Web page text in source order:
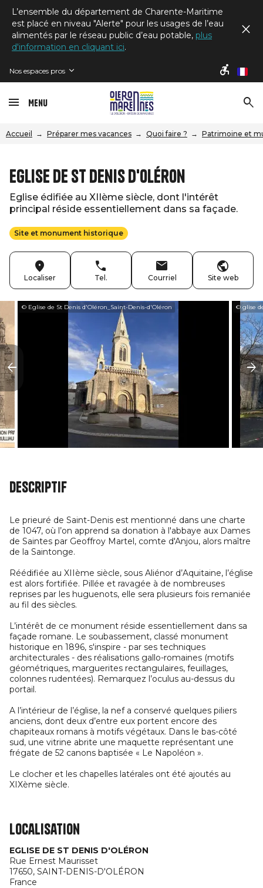
L’ensemble du département de Charente-Maritime
est placé en niveau "Alerte" pour les usages de l’eau
alimentés par le réseau public d’eau potable, plus
d'information en cliquant ici.
Nos espaces pros fr
Menu
Accueil Préparer mes vacances Quoi faire ? Patrimoine et
Eglise de St Denis d'Oléron
Eglise édifiée au XIIème siècle, dont l'intérêt
principal réside essentiellement dans sa façade.
Site et monument historique
Localiser Tel. Courriel Site web
© Eglise de St Denis d'Oléron_Saint-Denis-d'Oléron © glise
Descriptif
Le prieuré de Saint-Denis est mentionné dans une charte
de 1047, où l’on apprend sa donation à l'abbaye aux Dames
de Saintes par Geoffroy Martel, comte d'Anjou, alors maître
de la Saintonge.
Réédifiée au XIIème siècle, sous Aliénor d’Aquitaine, l’église
est alors fortifiée. Pillée et ravagée à de nombreuses
reprises par les huguenots, elle sera plusieurs fois remaniée
au fil des siècles.
L’intérêt de ce monument réside essentiellement dans sa
façade romane. Le soubassement, classé monument
historique en 1896, s'inspire - par ses techniques
architecturales - des réalisations gallo-romaines (motifs
géométriques, marguerites rectangulaires, feuillages,
colonnes rudentées). Remarquez l’oculus au-dessus du
portail.
A l’intérieur de l’église, la nef a conservé quelques piliers
anciens, dont deux d’entre eux portent encore des
chapiteaux romans à motifs végétaux. Dans le bas-côté
sud, une vitrine abrite une maquette représentant une
frégate de 52 canons baptisée « Le Napoléon ».
Le clocher et les chapelles latérales ont été ajoutés au
XIXème siècle.
Localisation
EGLISE DE ST DENIS D'OLÉRON
Rue Ernest Maurisset
17650, SAINT-DENIS-D'OLÉRON
France